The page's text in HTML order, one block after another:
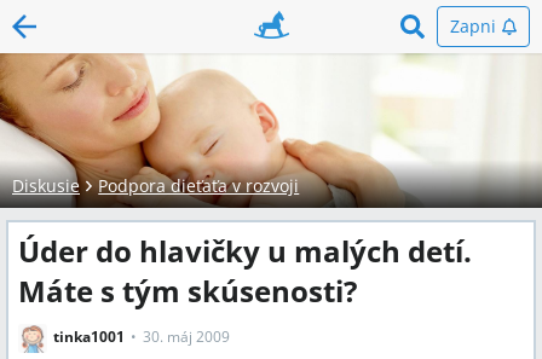
Zapni
Diskusie Podpora dieťaťa v rozvoji
Úder do hlavičky u malých detí.
Máte s tým skúsenosti?
tinka1001 30. máj 2009